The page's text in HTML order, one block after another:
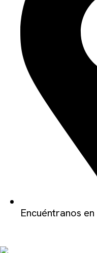
Encuéntranos en